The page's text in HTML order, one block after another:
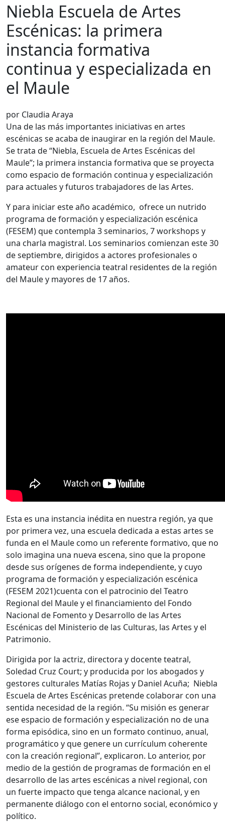
Niebla Escuela de Artes
Escénicas: la primera
instancia formativa
continua y especializada en
el Maule
por Claudia Araya
Una de las más importantes iniciativas en artes
escénicas se acaba de inaugirar en la región del Maule.
Se trata de “Niebla, Escuela de Artes Escénicas del
Maule”; la primera instancia formativa que se proyecta
como espacio de formación continua y especialización
para actuales y futuros trabajadores de las Artes.
Y para iniciar este año académico, ofrece un nutrido
programa de formación y especialización escénica
(FESEM) que contempla 3 seminarios, 7 workshops y
una charla magistral. Los seminarios comienzan este 30
de septiembre, dirigidos a actores profesionales o
amateur con experiencia teatral residentes de la región
del Maule y mayores de 17 años.
Esta es una instancia inédita en nuestra región, ya que
por primera vez, una escuela dedicada a estas artes se
funda en el Maule como un referente formativo, que no
solo imagina una nueva escena, sino que la propone
desde sus orígenes de forma independiente, y cuyo
programa de formación y especialización escénica
(FESEM 2021)cuenta con el patrocinio del Teatro
Regional del Maule y el financiamiento del Fondo
Nacional de Fomento y Desarrollo de las Artes
Escénicas del Ministerio de las Culturas, las Artes y el
Patrimonio.
Dirigida por la actriz, directora y docente teatral,
Soledad Cruz Court; y producida por los abogados y
gestores culturales Matías Rojas y Daniel Acuña; Niebla
Escuela de Artes Escénicas pretende colaborar con una
sentida necesidad de la región. “Su misión es generar
ese espacio de formación y especialización no de una
forma episódica, sino en un formato continuo, anual,
programático y que genere un currículum coherente
con la creación regional”, explicaron. Lo anterior, por
medio de la gestión de programas de formación en el
desarrollo de las artes escénicas a nivel regional, con
un fuerte impacto que tenga alcance nacional, y en
permanente diálogo con el entorno social, económico y
político.